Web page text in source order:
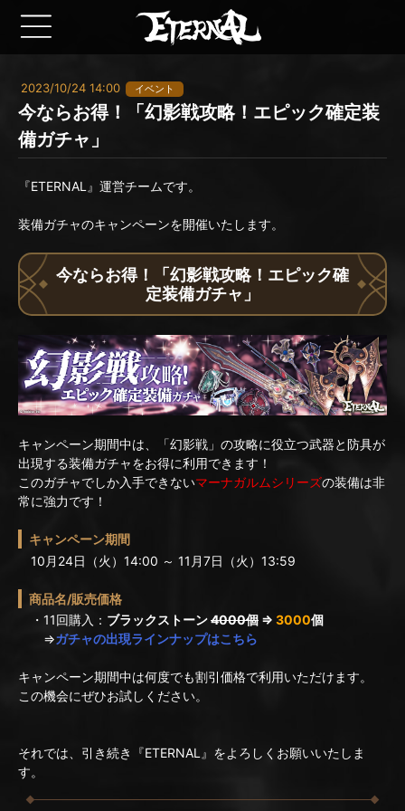
2023/10/24 14:00 イベント
今ならお得！「幻影戦攻略！エピック確定装
備ガチャ」
『ETERNAL』運営チームです。
装備ガチャのキャンペーンを開催いたします。
今ならお得！「幻影戦攻略！エピック確
定装備ガチャ」
キャンペーン期間中は、「幻影戦」の攻略に役立つ武器と防具が
出現する装備ガチャをお得に利用できます！
このガチャでしか入手できないマーナガルムシリーズの装備は非
常に強力です！
キャンペーン期間
10月24日（火）14:00 ～ 11月7日（火）13:59
商品名/販売価格
・11回購入： ブラックストーン4000個 ⇒ 3000個
⇒ガチャの出現ラインナップはこちら
キャンペーン期間中は何度でも割引価格で利用いただけます。
この機会にぜひお試しください。
それでは、引き続き『ETERNAL』をよろしくお願いいたしま
す。